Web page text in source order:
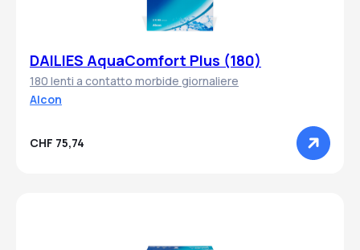
DAILIES AquaComfort Plus (180)
180 lenti a contatto morbide giornaliere
Alcon
CHF 75,74